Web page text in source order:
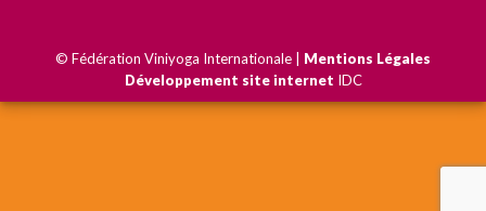
© Fédération Viniyoga Internationale | Mentions Légales
Développement site internet IDC